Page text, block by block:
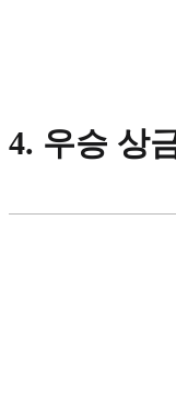
4. 우승 상